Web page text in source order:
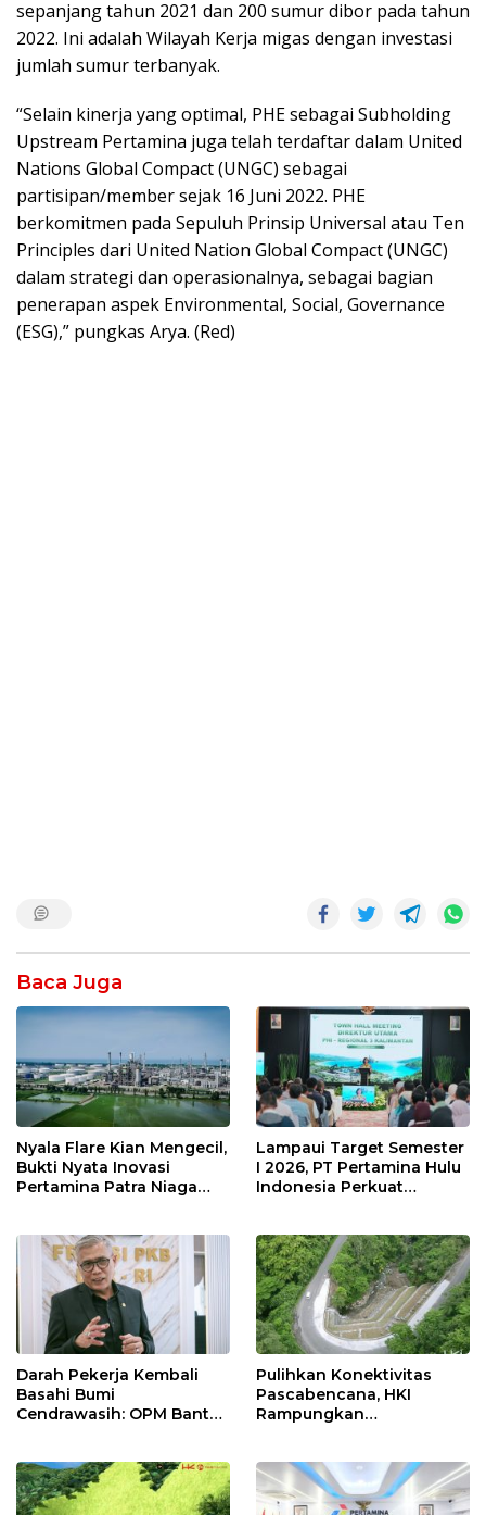
sepanjang tahun 2021 dan 200 sumur dibor pada tahun
2022. Ini adalah Wilayah Kerja migas dengan investasi
jumlah sumur terbanyak.
“Selain kinerja yang optimal, PHE sebagai Subholding
Upstream Pertamina juga telah terdaftar dalam United
Nations Global Compact (UNGC) sebagai
partisipan/member sejak 16 Juni 2022. PHE
berkomitmen pada Sepuluh Prinsip Universal atau Ten
Principles dari United Nation Global Compact (UNGC)
dalam strategi dan operasionalnya, sebagai bagian
penerapan aspek Environmental, Social, Governance
(ESG),” pungkas Arya. (Red)
Baca Juga
Nyala Flare Kian Mengecil,
Bukti Nyata Inovasi
Pertamina Patra Niaga
Lampaui Target Semester
I 2026, PT Pertamina Hulu
Indonesia Perkuat
Keselamatan Kerja
Darah Pekerja Kembali
Basahi Bumi
Cendrawasih: OPM Bantai
Pulihkan Konektivitas
Pascabencana, HKI
Rampungkan